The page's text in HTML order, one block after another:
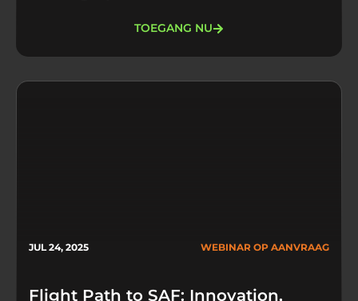
TOEGANG NU
JUL 24, 2025 WEBINAR OP AANVRAAG
Flight Path to SAF: Innovation,